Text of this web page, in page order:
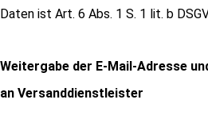
Daten ist Art. 6 Abs. 1 S. 1 lit. b
Weitergabe der E-Mail-Adresse
an Versanddienstleister